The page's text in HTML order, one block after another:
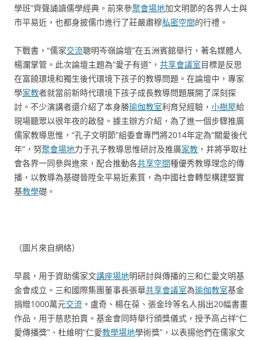
學班”齊聲誦讀儒學經典。前來參聚會場地加文明節的各界人士與
市平易近，也都身披儒巾進行了莊嚴肅穆私密空間的行禮。
下戰書，“儒家交流聰明岑嶺論壇”在五洲賓館舉行，著名媒體人
楊瀾掌管。此次論壇主題為“愛子有道”， 共享會議室目標是反思
在富饒環境和獨生後代環境下孩子的教導問題。在論壇中，專家
學家教者就當前新時代環境下孩子成長教導問題展開了深刻探
討。不少演講者還介紹了本身勝瑜伽教室利育兒經驗， 小樹屋給
現場聽眾以很年夜的啟發。據主辦方介紹，為了進一個步驟推廣
儒家教導思惟，“孔子文明節”組委會專門將2014年定為“關愛後代
年”，努聚會場地力于孔子教導思惟研討及推廣家教 ，并將爭取社
會各界一同參與進來，配合推動各共享空間種優秀教導理念的傳
播，以教導為基礎晉陞全平易近素質，為中國社會轉型構建堅實
基教學礎。
（圖片來自網絡）
早晨，用于資助儒家文講座場地明研討與傳播的三和仁愛文明基
金會成立。三和國際集團董事長張華共享會議室為瑜伽教室基金
捐贈1000萬元交流 。盧奇、楊在葆、張金玲等名人捐出20幅書畫
作品，用于慈悲拍賣。基金會同時舉行頒獎儀式，授予高占祥“仁
愛傳播獎”、杜維明“仁愛教學場地學術獎”，以表揚他們在儒家文